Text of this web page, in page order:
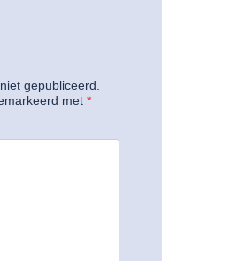
gepubliceerd.
met *